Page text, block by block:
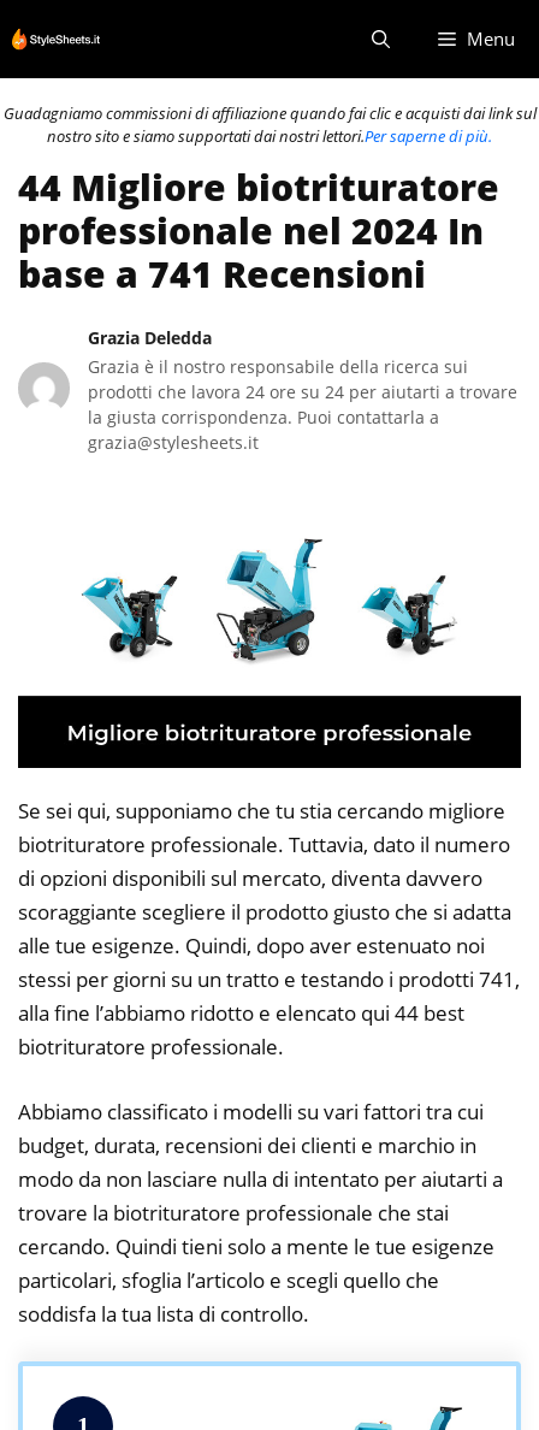
al
contenuto
Menu
Guadagniamo commissioni di affiliazione quando fai clic e acquisti dai link sul
nostro sito e siamo supportati dai nostri lettori.Per saperne di più.
44 Migliore biotrituratore
professionale nel 2024 In
base a 741 Recensioni
Grazia Deledda
Grazia è il nostro responsabile della ricerca sui
prodotti che lavora 24 ore su 24 per aiutarti a trovare
la giusta corrispondenza. Puoi contattarla a
grazia@stylesheets.it
Se sei qui, supponiamo che tu stia cercando migliore
biotrituratore professionale. Tuttavia, dato il numero
di opzioni disponibili sul mercato, diventa davvero
scoraggiante scegliere il prodotto giusto che si adatta
alle tue esigenze. Quindi, dopo aver estenuato noi
stessi per giorni su un tratto e testando i prodotti 741,
alla fine l’abbiamo ridotto e elencato qui 44 best
biotrituratore professionale.
Abbiamo classificato i modelli su vari fattori tra cui
budget, durata, recensioni dei clienti e marchio in
modo da non lasciare nulla di intentato per aiutarti a
trovare la biotrituratore professionale che stai
cercando. Quindi tieni solo a mente le tue esigenze
particolari, sfoglia l’articolo e scegli quello che
soddisfa la tua lista di controllo.